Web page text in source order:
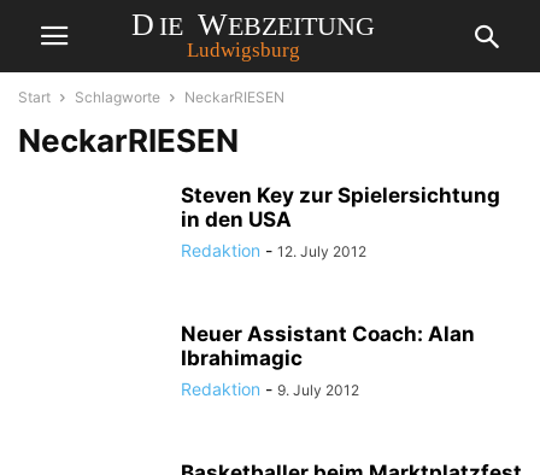
Start Schlagworte NeckarRIESEN
NeckarRIESEN
Steven Key zur Spielersichtung
in den USA
Redaktion - 12. July 2012
Neuer Assistant Coach: Alan
Ibrahimagic
Redaktion - 9. July 2012